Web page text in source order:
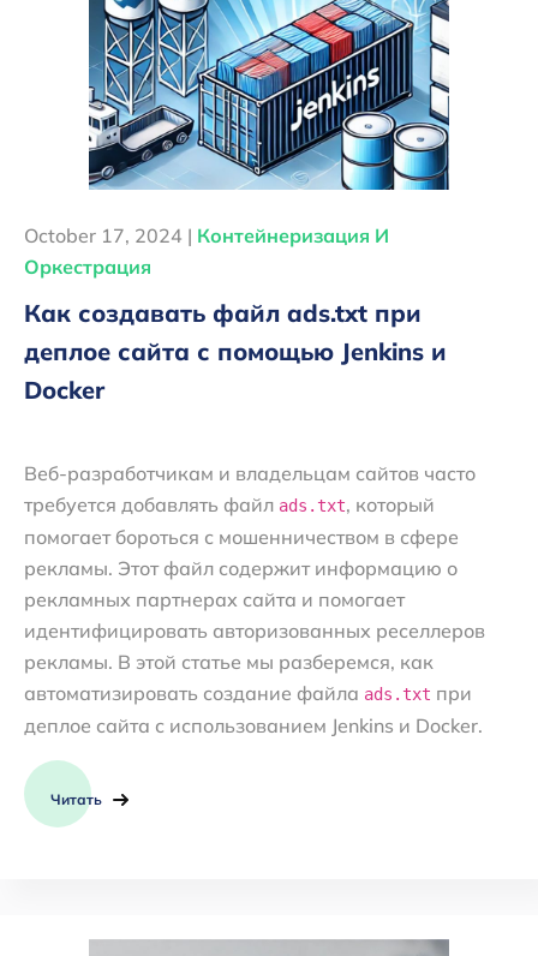
October 17, 2024 | Контейнеризация И
Оркестрация
Как создавать файл ads.txt при
деплое сайта с помощью Jenkins и
Docker
Веб-разработчикам и владельцам сайтов часто
требуется добавлять файл ads.txt, который
помогает бороться с мошенничеством в сфере
рекламы. Этот файл содержит информацию о
рекламных партнерах сайта и помогает
идентифицировать авторизованных реселлеров
рекламы. В этой статье мы разберемся, как
автоматизировать создание файла ads.txt при
деплое сайта с использованием Jenkins и Docker.
Читать